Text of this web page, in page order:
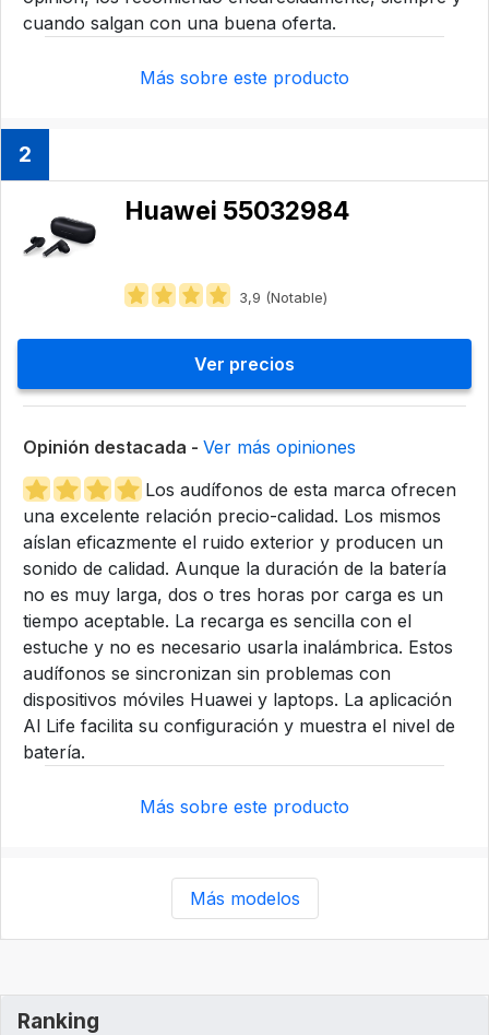
cuando salgan con una buena oferta.
Más sobre este producto
2
Huawei 55032984
3,9 (Notable)
Ver precios
Opinión destacada - Ver más opiniones
Los audífonos de esta marca ofrecen
una excelente relación precio-calidad. Los mismos
aíslan eficazmente el ruido exterior y producen un
sonido de calidad. Aunque la duración de la batería
no es muy larga, dos o tres horas por carga es un
tiempo aceptable. La recarga es sencilla con el
estuche y no es necesario usarla inalámbrica. Estos
audífonos se sincronizan sin problemas con
dispositivos móviles Huawei y laptops. La aplicación
Al Life facilita su configuración y muestra el nivel de
batería.
Más sobre este producto
Más modelos
Ranking